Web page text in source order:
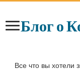
Блог о
Все что вы хотели